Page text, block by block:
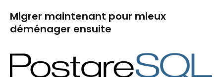
Migrer maintenant pour mieux
déménager ensuite